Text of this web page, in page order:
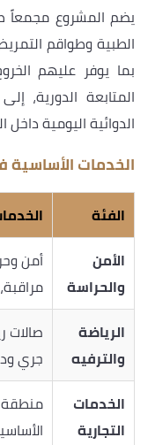
يضم المشروع مجمعاً
الطبية وطواقم
بما يوفر عليهم
المتابعة الدورية،
الدوائية اليومية
الخدمات الأساسية في
الفئة
الأمن
والحراسة
الرياضة
والترفيه
صالات
جري
الخدمات
التجارية
منطقة